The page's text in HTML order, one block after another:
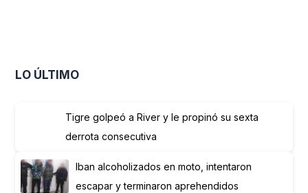
LO ÚLTIMO
Tigre golpeó a River y le propinó su sexta
derrota consecutiva
Iban alcoholizados en moto, intentaron
escapar y terminaron aprehendidos